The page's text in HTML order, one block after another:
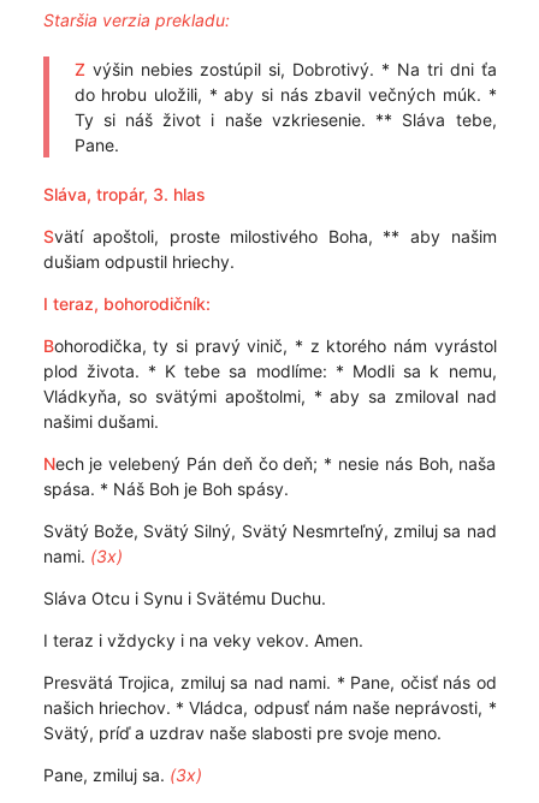
Staršia verzia prekladu:
Z výšin nebies zostúpil si, Dobrotivý. * Na tri dni ťa
do hrobu uložili, * aby si nás zbavil večných múk. *
Ty si náš život i naše vzkriesenie. ** Sláva tebe,
Pane.
Sláva, tropár, 3. hlas
Svätí apoštoli, proste milostivého Boha, ** aby našim
dušiam odpustil hriechy.
I teraz, bohorodičník:
Bohorodička, ty si pravý vinič, * z ktorého nám vyrástol
plod života. * K tebe sa modlíme: * Modli sa k nemu,
Vládkyňa, so svätými apoštolmi, * aby sa zmiloval nad
našimi dušami.
Nech je velebený Pán deň čo deň; * nesie nás Boh, naša
spása. * Náš Boh je Boh spásy.
Svätý Bože, Svätý Silný, Svätý Nesmrteľný, zmiluj sa nad
nami. (3x)
Sláva Otcu i Synu i Svätému Duchu.
I teraz i vždycky i na veky vekov. Amen.
Presvätá Trojica, zmiluj sa nad nami. * Pane, očisť nás od
našich hriechov. * Vládca, odpusť nám naše neprávosti, *
Svätý, príď a uzdrav naše slabosti pre svoje meno.
Pane, zmiluj sa. (3x)